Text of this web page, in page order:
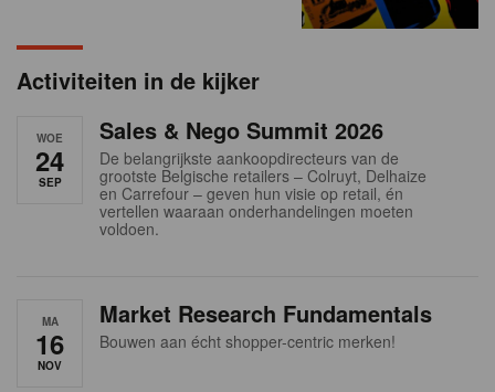
nActiviteiten in de kijker
WOE
24
SEP
Sales & Nego Summit 2026
De belangrijkste aankoopdirecteurs van de
grootste Belgische retailers – Colruyt, Delhaize
en Carrefour – geven hun visie op retail, én
vertellen waaraan onderhandelingen moeten
voldoen.
MA
16
NOV
Market Research Fundamentals
Bouwen aan écht shopper-centric merken!